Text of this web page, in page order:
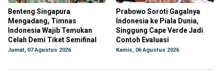
Benteng Singapura
Mengadang, Timnas
Indonesia Wajib Temukan
Celah Demi Tiket Semifinal
Jumat, 07 Agustus 2026
Prabowo Soroti Gagalnya
Indonesia ke Piala Dunia,
Singgung Cape Verde Jadi
Contoh Evaluasi
Kamis, 06 Agustus 2026